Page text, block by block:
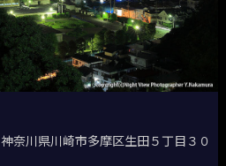
神奈川県川崎市多摩区生田５丁目３０